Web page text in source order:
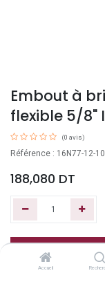
Accueil
Embout à
flexible 5/8"
(0 avis)
Référence : 16N77-12-10
188,080 DT